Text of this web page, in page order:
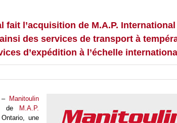
l’acquisition de M.A.P. International
des services de transport à
d’expédition à l’échelle
– Manitoulin
de
M.A.P.
une